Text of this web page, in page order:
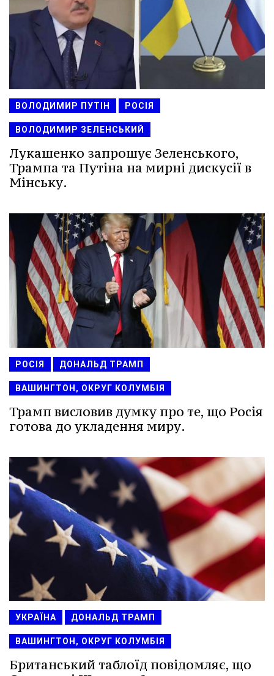
ВОЛОДИМИР ПУТІН РОСІЯ
ВОЛОДИМИР ЗЕЛЕНСЬКИЙ
Лукашенко запрошує Зеленського,
Трампа та Путіна на мирні дискусії в
Мінську.
РОСІЯ ДОНАЛЬД ТРАМП
ВАШИНГТОН, ОКРУГ КОЛУМБІЯ
Трамп висловив думку про те, що Росія
готова до укладення миру.
УКРАЇНА ДОНАЛЬД ТРАМП
ВАШИНГТОН, ОКРУГ КОЛУМБІЯ
Британський таблоїд повідомляє, що